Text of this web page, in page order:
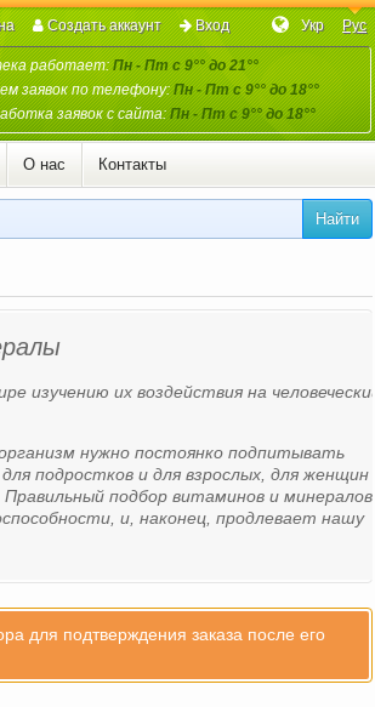
работает:Пн - Пт с 9°° до 21°°
заявок по телефону:Пн - Пт с 9°° до 18°°
заявок с сайта:Пн - Пт с 9°° до 18°°
Укр Рус
Создать аккаунт Вход
О нас Контакты
Найти
изучению их воздействия на человеческий
нужно постоянко подпитывать
подростков и для взрослых, для женщин и
подбор витаминов и минералов
и, наконец, продлевает нашу
для подтверждения заказа после его